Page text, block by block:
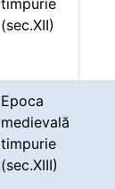
timpurie
(sec.XII)
Epoca
medievală
timpurie
(sec.XIII)